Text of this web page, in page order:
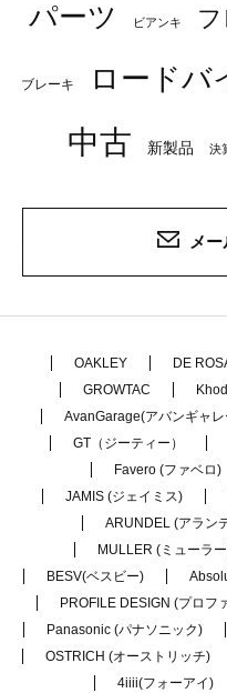
パーツ ビアンキ
ブレーキ ロードバ
中古
新製品 決
メ
OAKLEY DE
GROWTAC
AvanGarage(アバンギャレ
GT（ジーティー）
Favero (ファベロ)
JAMIS (ジェイミス)
ARUNDEL (アラン
MULLER (ミューラ
BESV(ベスビー)
PROFILE DESIGN (プロフ
Panasonic (パナソニック)
OSTRICH (オーストリッチ)
4iiii(フォーアイ)